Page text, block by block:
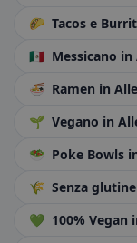
🌮 Tacos e
🇲🇽 Messicano in
🍜 Ramen in
🌱 Vegano in
🥗 Poke Bowls
🌾 Senza glutine
💚 100% Vegan